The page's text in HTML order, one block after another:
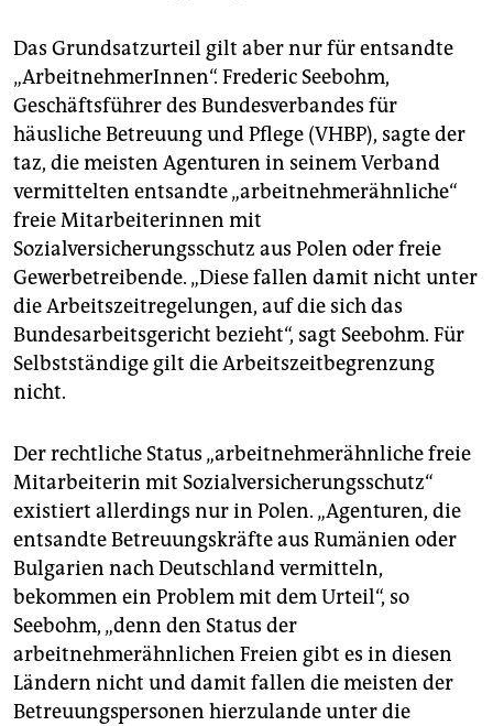
Das Grundsatzurteil gilt aber nur für entsandte
„ArbeitnehmerInnen“. Frederic Seebohm,
Geschäftsführer des Bundesverbandes für
häusliche Betreuung und Pflege (VHBP), sagte der
taz, die meisten Agenturen in seinem Verband
vermittelten entsandte „arbeitnehmerähnliche“
freie Mitarbeiterinnen mit
Sozialversicherungsschutz aus Polen oder freie
Gewerbetreibende. „Diese fallen damit nicht unter
die Arbeitszeitregelungen, auf die sich das
Bundesarbeitsgericht bezieht“, sagt Seebohm. Für
Selbstständige gilt die Arbeitszeitbegrenzung
nicht.
Der rechtliche Status „arbeitnehmerähnliche freie
Mitarbeiterin mit Sozialversicherungsschutz“
existiert allerdings nur in Polen. „Agenturen, die
entsandte Betreuungskräfte aus Rumänien oder
Bulgarien nach Deutschland vermitteln,
bekommen ein Problem mit dem Urteil“, so
Seebohm, „denn den Status der
arbeitnehmerähnlichen Freien gibt es in diesen
Ländern nicht und damit fallen die meisten der
Betreuungspersonen hierzulande unter die